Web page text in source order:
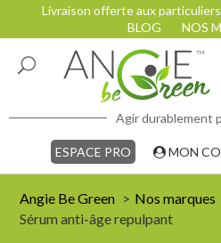
Livraison offerte aux
BLOG
NOS
Agir durablement
ESPACE PRO MON
Angie Be Green Nos marques
Sérum anti-âge repulpant